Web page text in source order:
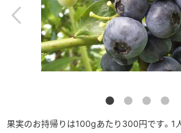
果実のお持帰りは100gあたり300円です。1